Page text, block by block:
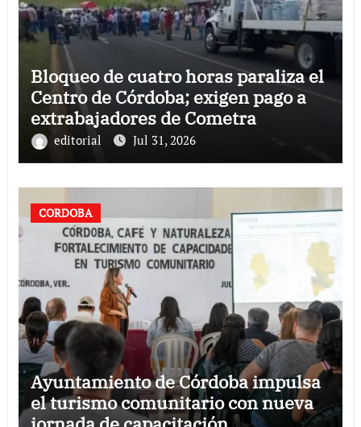
Bloqueo de cuatro horas paraliza el
Centro de Córdoba; exigen pago a
extrabajadores de Cometra
editorial Jul 31, 2026
CORDOBA
Ayuntamiento de Córdoba impulsa
el turismo comunitario con nueva